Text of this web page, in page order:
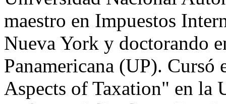
maestro en Impuestos
Nueva York y doctorando
Panamericana (UP).
Aspects of Taxation" en la